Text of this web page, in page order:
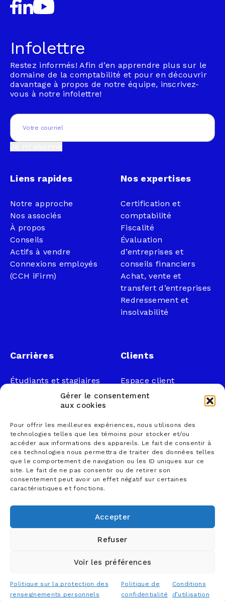
Gérer le consentement
aux cookies
Pour offrir les meilleures expériences, nous utilisons des
technologies telles que les témoins pour stocker et/ou
accéder aux informations des appareils. Le fait de consentir à
ces technologies nous permettra de traiter des données telles
que le comportement de navigation ou les ID uniques sur ce
site. Le fait de ne pas consentir ou de retirer son
consentement peut avoir un effet négatif sur certaines
caractéristiques et fonctions.
Accepter
Refuser
Voir les préférences
Politique sur la protection des
renseignements personnels
Politique de
confidentialité
Conditions
d’utilisation
Infolettre
Restez informés! Afin d’en apprendre plus sur le
domaine de la comptabilité et pour en découvrir
davantage à propos de notre équipe, inscrivez-
vous à notre infolettre!
Email
Liens rapides
Notre approche
Nos associés
À propos
Conseils
Actifs à vendre
Connexions employés
(CCH iFirm)
Nos expertises
Certification et
comptabilité
Fiscalité
Évaluation
d’entreprises et
conseils financiers
Achat, vente et
transfert d’entreprises
Redressement et
insolvabilité
Carrières
Étudiants et stagiaires
Professionnels
Nous joindre
1 866 833-2114 (sans
frais)
courrier@lemieuxnolet
.ca
Contactez un syndic
Trouver un bureau
Clients
Espace client
Légal
Loi sur la faillite et
l’insolvabilité
Politique de
confidentialité
Politique sur la
personnels
Conditions d’utilisation
agréés S.E.N.C.R.L. - Tous droits réservés
Conception webTREIZE